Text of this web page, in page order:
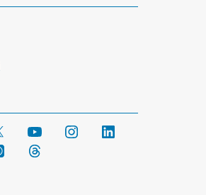
YouTube Instagram
WhatsApp